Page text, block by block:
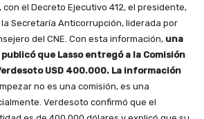
con el Decreto Ejecutivo 412, el presidente,
la Secretaría Anticorrupción, liderada por
del CNE. Con esta información, una
publicó que Lasso entregó a la Comisión
USD 400.000. La información
no es una comisión, es una
Verdesoto confirmó que el